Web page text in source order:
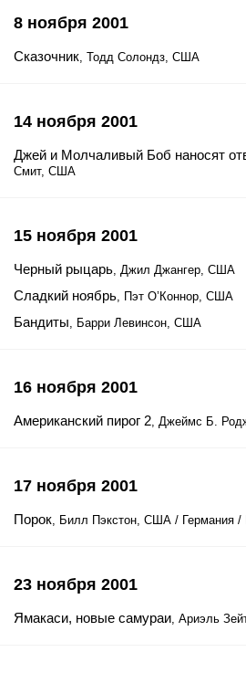
8 ноября 2001
Сказочник, Тодд Солондз, США
14 ноября 2001
Джей и Молчаливый Боб наносят
Смит, США
15 ноября 2001
Черный рыцарь, Джил Джангер, США
Сладкий ноябрь, Пэт О’Коннор, США
Бандиты, Барри Левинсон, США
16 ноября 2001
Американский пирог 2, Джеймс Б.
17 ноября 2001
Порок, Билл Пэкстон, США / Германия /
23 ноября 2001
Ямакаси, новые самураи, Ариэль